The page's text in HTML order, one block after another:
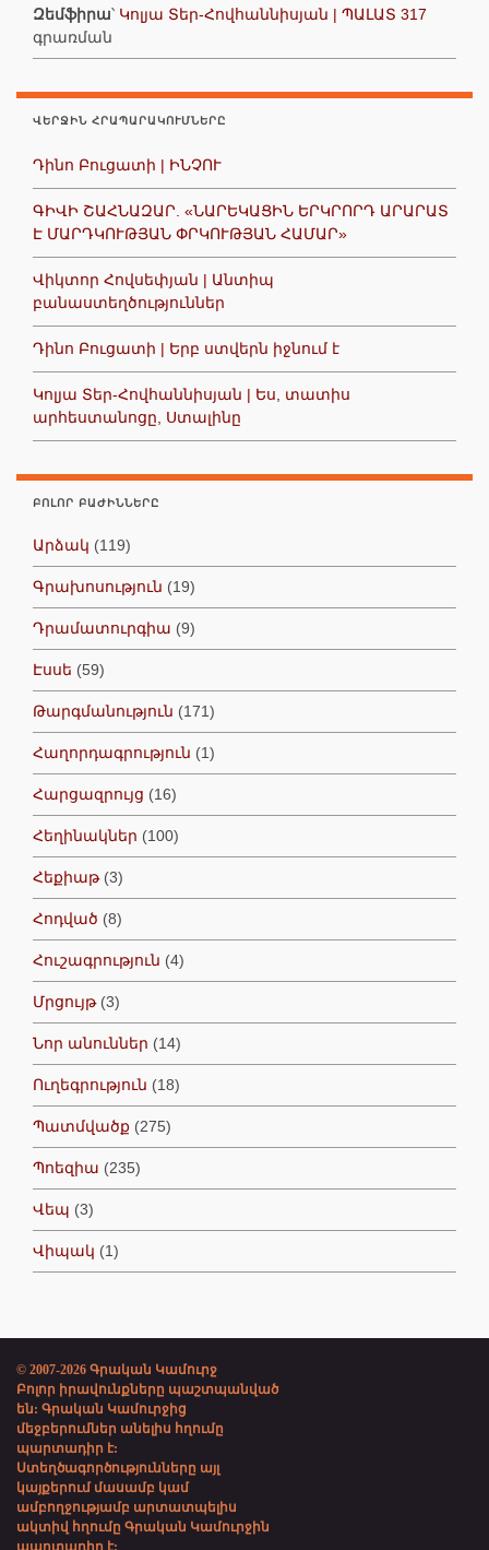
Զեմֆիրա՝ Կոլյա Տեր-Հովհաննիսյան | ՊԱԼԱՏ 317
գրառման
ՎԵՐՋԻՆ ՀՐԱՊԱՐԱԿՈՒՄՆԵՐԸ
Դինո Բուցատի | ԻՆՉՈՒ
ԳԻՎԻ ՇԱՀՆԱԶԱՐ. «ՆԱՐԵԿԱՑԻՆ ԵՐԿՐՈՐԴ ԱՐԱՐԱՏ
Է ՄԱՐԴԿՈՒԹՅԱՆ ՓՐԿՈՒԹՅԱՆ ՀԱՄԱՐ»
Վիկտոր Հովսեփյան | Անտիպ
բանաստեղծություններ
Դինո Բուցատի | Երբ ստվերն իջնում է
Կոլյա Տեր-Հովհաննիսյան | Ես, տատիս
արհեստանոցը, Ստալինը
ԲՈԼՈՐ ԲԱԺԻՆՆԵՐԸ
Արձակ (119)
Գրախոսություն (19)
Դրամատուրգիա (9)
Էսսե (59)
Թարգմանություն (171)
Հաղորդագրություն (1)
Հարցազրույց (16)
Հեղինակներ (100)
Հեքիաթ(3)
Հոդված (8)
Հուշագրություն (4)
Մրցույթ(3)
Նոր անուններ (14)
Ուղեգրություն (18)
Պատմվածք (275)
Պոեզիա (235)
Վեպ (3)
Վիպակ (1)
© 2007-2026 Գրական Կամուրջ
Բոլոր իրավունքները պաշտպանված
են: Գրական Կամուրջից
մեջբերումներ անելիս հղումը
պարտադիր է:
Ստեղծագործությունները այլ
կայքերում մասամբ կամ
ամբողջությամբ արտատպելիս
ակտիվ հղումը Գրական Կամուրջին
պարտադիր է: